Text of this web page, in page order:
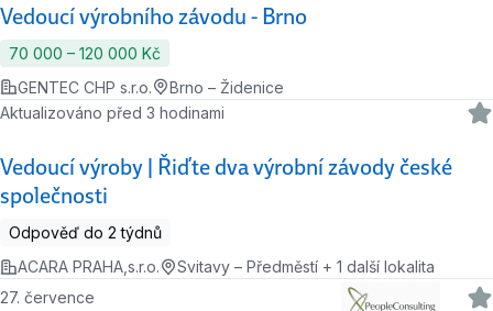
Vedoucí výrobního závodu - Brno
70 000 ‍–‍ 120 000 Kč
GENTEC CHP s.r.o.
Brno – Židenice
Vedoucí výroby | Řiďte dva výrobní závody české
společnosti
Aktualizováno před 3 hodinami
Odpověď do 2 týdnů
ACARA PRAHA,s.r.o.
Svitavy – Předměstí + 1 další lokalita
27. července